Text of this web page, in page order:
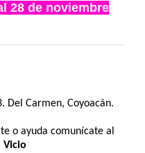
28 de noviembre
Del Carmen, Coyoacán.
o ayuda comunícate al
Vicio